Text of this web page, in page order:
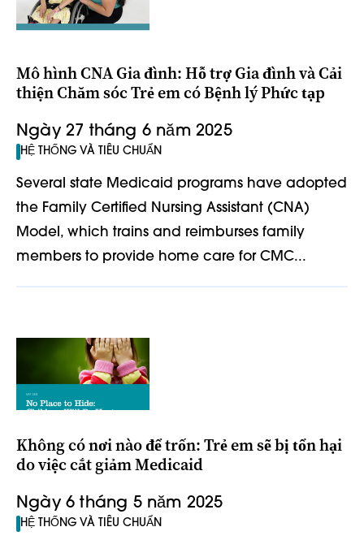
Mô hình CNA Gia đình: Hỗ trợ Gia đình và Cải
thiện Chăm sóc Trẻ em có Bệnh lý Phức tạp
Ngày 27 tháng 6 năm 2025
HỆ THỐNG VÀ TIÊU CHUẨN
Several state Medicaid programs have adopted
the Family Certified Nursing Assistant (CNA)
Model, which trains and reimburses family
members to provide home care for CMC...
Không có nơi nào để trốn: Trẻ em sẽ bị tổn hại
do việc cắt giảm Medicaid
Ngày 6 tháng 5 năm 2025
HỆ THỐNG VÀ TIÊU CHUẨN